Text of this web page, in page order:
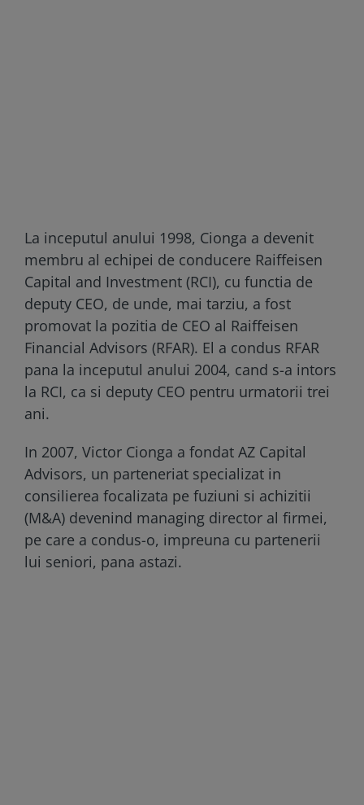
La inceputul anului 1998, Cionga a devenit
membru al echipei de conducere Raiffeisen
Capital and Investment (RCI), cu functia de
deputy CEO, de unde, mai tarziu, a fost
promovat la pozitia de CEO al Raiffeisen
Financial Advisors (RFAR). El a condus RFAR
pana la inceputul anului 2004, cand s-a intors
la RCI, ca si deputy CEO pentru urmatorii trei
ani.
In 2007, Victor Cionga a fondat AZ Capital
Advisors, un parteneriat specializat in
consilierea focalizata pe fuziuni si achizitii
(M&A) devenind managing director al firmei,
pe care a condus-o, impreuna cu partenerii
lui seniori, pana astazi.